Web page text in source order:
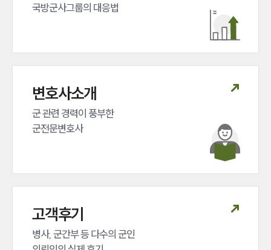
대륜법률상담예약
국방군사그룹의 대응법
변호사소개
군 관련 경력이 풍부한
군전문변호사
고객후기
병사, 군간부 등 다수의 군인